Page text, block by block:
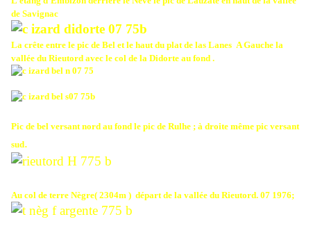
de Savignac
La crête entre le pic de Bel et le haut du plat de las Lanes A Gauche la
vallée du Rieutord avec le col de la Didorte au fond .
Pic de bel versant nord au fond le pic de Rulhe ; à droite même pic versant
sud.
Au col de terre Nègre( 2304m ) départ de la vallée du Rieutord. 07 1976;